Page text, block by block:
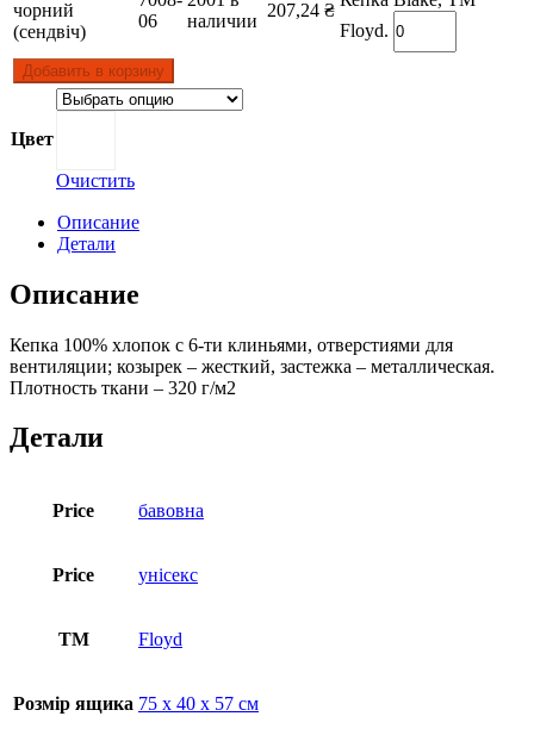
чорний
(сендвіч)
06
наличии
207,24 ₴
Floyd.
Добавить в корзину
Цвет
Очистить
Описание
Детали
Описание
Кепка 100% хлопок с 6-ти клиньями, отверстиями для
вентиляции; козырек – жесткий, застежка – металлическая.
Плотность ткани – 320 г/м2
Детали
Price бавовна
Price унісекс
ТМ Floyd
Розмір ящика 75 х 40 х 57 см